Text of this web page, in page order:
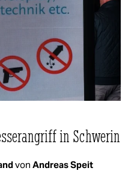
in Schwerin
von Andreas Speit